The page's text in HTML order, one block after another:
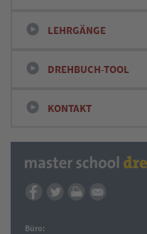
LEHRGÄNGE
DREHBUCH-TOOL
KONTAKT
Büro: